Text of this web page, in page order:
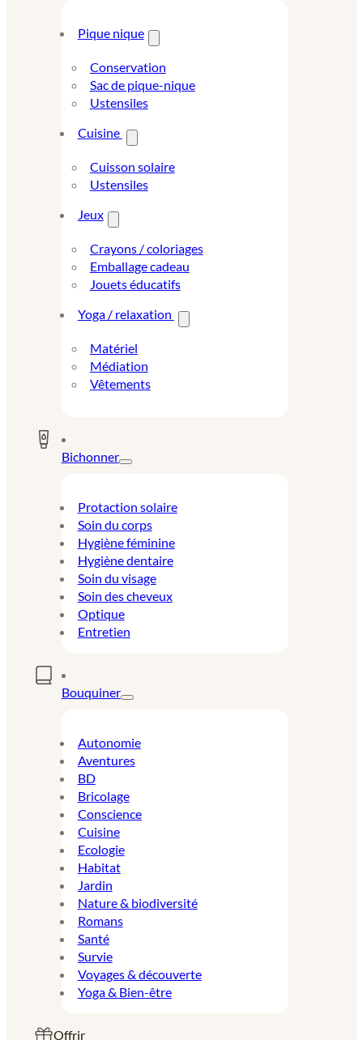
Pique nique
Conservation
Sac de pique-nique
Ustensiles
Cuisine
Cuisson solaire
Ustensiles
Jeux
Crayons / coloriages
Emballage cadeau
Jouets éducatifs
Yoga / relaxation
Matériel
Médiation
Vêtements
Bichonner
Protaction solaire
Soin du corps
Hygiène féminine
Hygiène dentaire
Soin du visage
Soin des cheveux
Optique
Entretien
Bouquiner
Autonomie
Aventures
BD
Bricolage
Conscience
Cuisine
Ecologie
Habitat
Jardin
Nature & biodiversité
Romans
Santé
Survie
Voyages & découverte
Yoga & Bien-être
Offrir